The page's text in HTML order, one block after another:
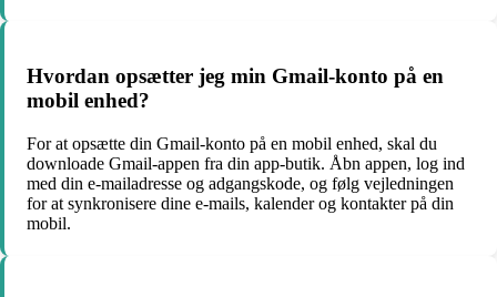
Hvordan opsætter jeg min Gmail-konto på en
mobil enhed?
For at opsætte din Gmail-konto på en mobil enhed, skal du
downloade Gmail-appen fra din app-butik. Åbn appen, log ind
med din e-mailadresse og adgangskode, og følg vejledningen
for at synkronisere dine e-mails, kalender og kontakter på din
mobil.